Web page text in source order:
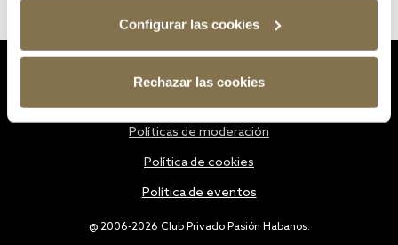
Configurar las cookies
Rechazar las cookies
@ 2006-2026 Club Privado Pasión Habanos.
Políticas de moderación
Política de cookies
Política de eventos